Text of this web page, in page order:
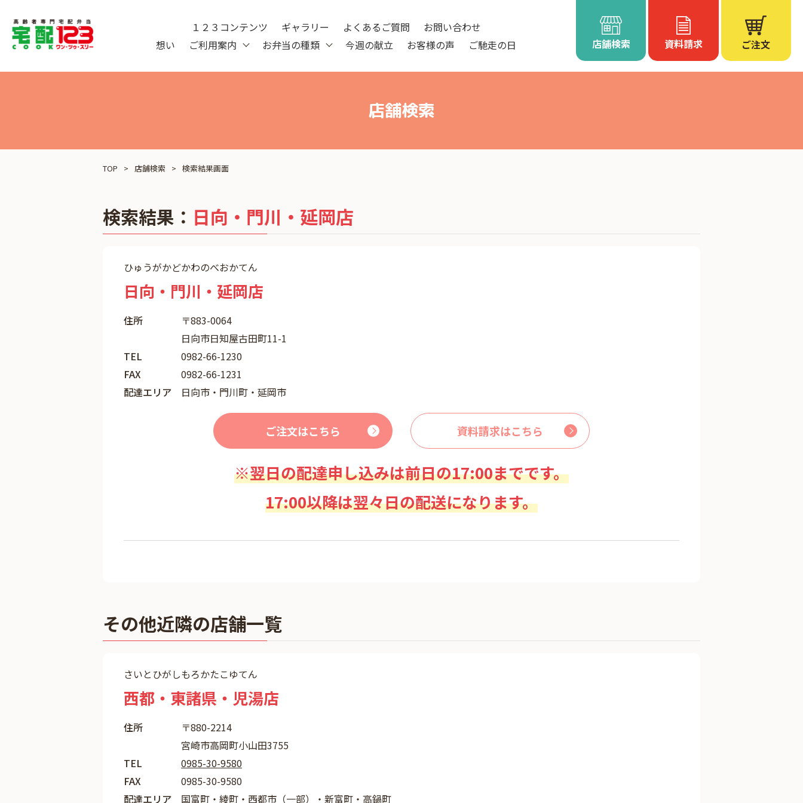
想い ご利用案内 お弁当の種類 今週の献立 お客様の声 ご馳走の日
１２３コンテンツ ギャラリー よくあるご質問
お問い合わせ
店舗検索
資料請求 ご注文
店舗検索
TOP 店舗検索 検索結果画面
検索結果： 日向・門川・延岡店
ひゅうがかどかわのべおかてん
日向・門川・延岡店
住所
〒883-0064
日向市日知屋古田町11-1
TEL
0982-66-1230
FAX
0982-66-1231
配達エリア
日向市・門川町・延岡市
ご注文はこちら 資料請求はこちら
※翌日の配達申し込みは前日の17:00までです。
17:00以降は翌々日の配送になります。
その他近隣の店舗一覧
さいとひがしもろかたこゆてん
西都・東諸県・児湯店
住所
〒880-2214
宮崎市高岡町小山田3755
TEL
0985-30-9580
FAX
0985-30-9580
配達エリア
国富町・綾町・西都市（一部）・新富町・高鍋町